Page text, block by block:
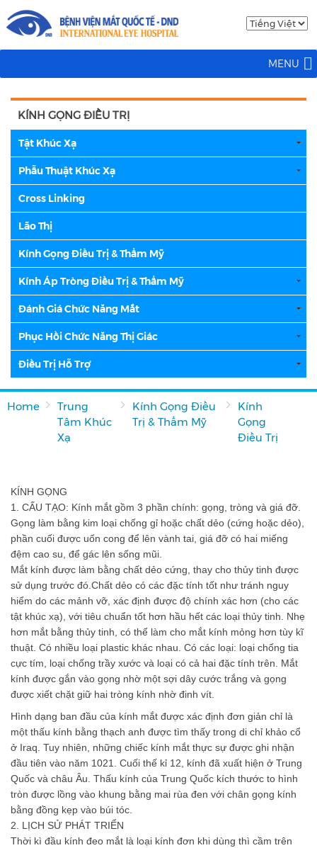
MENU
KÍNH GỌNG ĐIỀU TRỊ
Tật Khúc Xạ
Phẫu Thuật Khúc Xạ
Cross Linking
Lão Thị
Kính Gọng Điều Trị & Thẩm Mỹ
Kính Áp Tròng Điều Trị & Thẩm Mỹ
Đánh Giá Chức Năng Mắt
Phục Hồi Chức Năng Thị Giác
Điều Trị Hỗ Trợ
Home
Trung
Tâm Khúc
Xạ
Kính Gọng Điều
Trị & Thẩm Mỹ
Kính
Gọng
Điều Trị
KÍNH GỌNG
1. CẤU TẠO: Kính mắt gồm 3 phần chính: gọng, tròng và giá đỡ.
Gọng làm bằng kim loại chống gỉ hoặc chất dẻo (cứng hoặc dẻo),
phần cuối được uốn cong để lên vành tai, giá đỡ có hai miếng
đệm cao su, để gác lên sống mũi.
Mắt kính được làm bằng chất dẻo cứng, thay cho thủy tinh được
sử dụng trước đó.Chất dẻo có các đặc tính tốt như tránh nguy
hiểm do các mảnh vỡ, xác định được độ chính xác hơn (cho các
tật khúc xạ), với tiêu chuẩn tốt hơn hầu hết các loại thủy tinh. Nhẹ
hơn mắt bằng thủy tinh, có thể làm cho mắt kính mỏng hơn tùy kĩ
thuật. Có nhiều loại plastic khác nhau. Có các loại: loại chống tia
cực tím, loại chống trầy xước và loại có cả hai đặc tính trên. Mắt
kính được gắn vào gọng nhờ một sợi dây cước trắng và gọng
được xiết chặt giữ hai tròng kính nhờ đinh vít.
Hình dạng ban đầu của kính mắt được xác định đơn giản chỉ là
một thấu kính bằng thạch anh được tìm thấy trong di chỉ khảo cổ
ở Iraq. Tuy nhiên, những chiếc kính mắt thực sự được ghi nhận
đầu tiên vào năm 1021. Cuối thế kỉ 12, kính đã xuất hiện ở Trung
Quốc và châu Âu. Thấu kính của Trung Quốc kích thước to hình
tròn được lồng vào khung bằng mai rùa đen với chân gọng kính
bằng đồng kẹp vào búi tóc.
2. LỊCH SỬ PHÁT TRIỂN
Thời kì đầu kính đeo mắt là loại kính đơn khi dùng thì cầm trên